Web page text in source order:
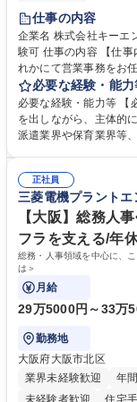
土日祝休み
仕事の内容
企業名 株式会社キーエンス 求人名 【大阪・京都・滋賀】営
験可 仕事の内容 【仕事内容】大阪営業所、京都営業所、滋賀営業所いず
れかにて営業事務をお
の作成・カタログ送付
善をお任せ。 【教育制度】ご入社後、育成担当とペアになりながらOJTに
て業務を覚えていただ
れているため、スムー
募集職種 【大阪・京都
必要な経験・能力
必要な経験・能力等 【
を出しながら、主体的
派遣業界や保育業界等
えて、お客様や社員の
待され。組織を支える
社員から頼られる存在
務の持ち帰りも禁止さ
歴・資格 学歴：大学院
正社員
三菱電機プラント
【大阪】総務人
フラを支える/年
総務・人事領域を中心に、
は＞
月給
29万5000円～33万
勤務地
大阪府大阪市北区
業界未経験歓迎
年
未経験者歓迎
住宅